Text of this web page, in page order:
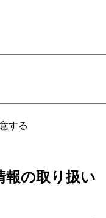
する
報の取り扱い